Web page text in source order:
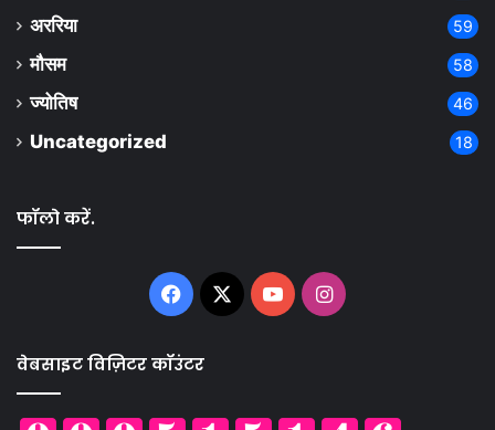
अररिया 59
मौसम 58
ज्योतिष 46
Uncategorized 18
फॉलो करें.
Facebook
X YouTubeInstagram
वेबसाइट विज़िटर कॉउंटर